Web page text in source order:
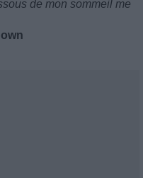
de mon sommeil me